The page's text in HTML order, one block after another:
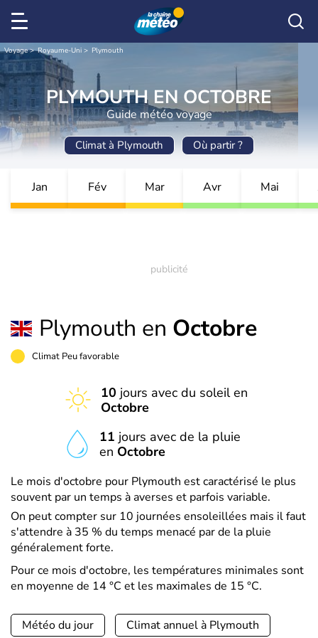
Voyage Royaume-Uni Plymouth
PLYMOUTH EN OCTOBRE
Guide météo voyage
Climat à Plymouth Où partir ?
Jan Fév Mar Avr Mai
Plymouth en Octobre
Climat Peu favorable
10 jours avec du soleil en
Octobre
11 jours avec de la pluie
en Octobre
Le mois d'octobre pour Plymouth est caractérisé le plus
souvent par un temps à averses et parfois variable.
On peut compter sur 10 journées ensoleillées mais il faut
s'attendre à 35 % du temps menacé par de la pluie
généralement forte.
Pour ce mois d'octobre, les températures minimales sont
en moyenne de 14 °C et les maximales de 15 °C.
Météo du jour
Climat annuel à Plymouth